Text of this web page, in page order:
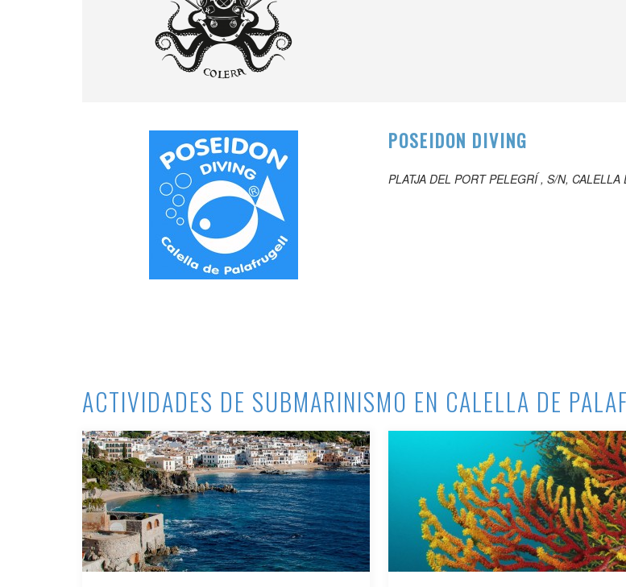
POSEIDON DIVING
PLATJA DEL PORT PELEGRÍ , S/N,
ACTIVIDADES DE SUBMARINISMO EN CALELLA DE